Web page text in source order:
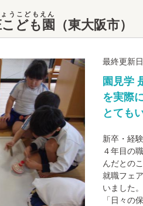
ども園
うこどもえん
（東大阪市）
最終更新
園見学
を実際
とても
新卒・経
４年目の
んだとの
就職フェ
いました
「日々の